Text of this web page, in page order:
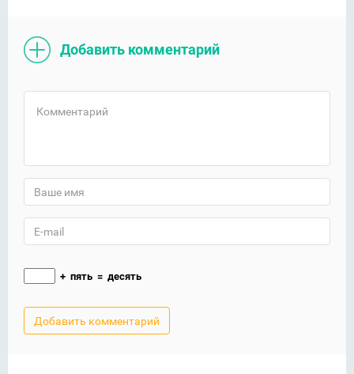
Добавить комментарий
+ пять = десять